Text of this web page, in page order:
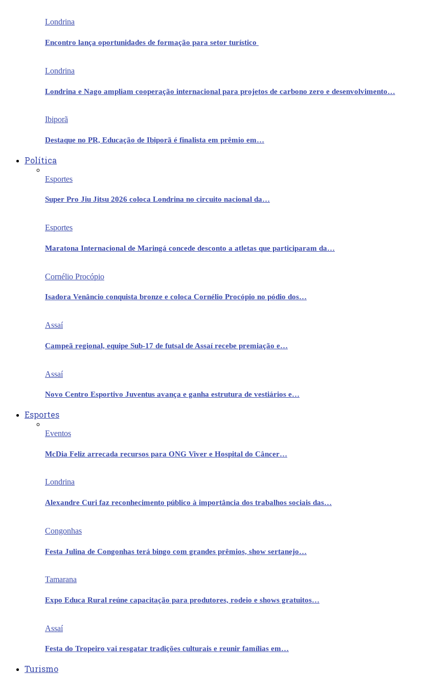
Londrina
Encontro lança oportunidades de formação para setor turístico
Londrina
Londrina e Nago ampliam cooperação internacional para projetos de carbono zero e desenvolvimento…
Ibiporã
Destaque no PR, Educação de Ibiporã é finalista em prêmio em…
Política
Esportes
Super Pro Jiu Jitsu 2026 coloca Londrina no circuito nacional da…
Esportes
Maratona Internacional de Maringá concede desconto a atletas que participaram da…
Cornélio Procópio
Isadora Venâncio conquista bronze e coloca Cornélio Procópio no pódio dos…
Assaí
Campeã regional, equipe Sub-17 de futsal de Assaí recebe premiação e…
Assaí
Novo Centro Esportivo Juventus avança e ganha estrutura de vestiários e…
Esportes
Eventos
McDia Feliz arrecada recursos para ONG Viver e Hospital do Câncer…
Londrina
Alexandre Curi faz reconhecimento público à importância dos trabalhos sociais das…
Congonhas
Festa Julina de Congonhas terá bingo com grandes prêmios, show sertanejo…
Tamarana
Expo Educa Rural reúne capacitação para produtores, rodeio e shows gratuitos…
Assaí
Festa do Tropeiro vai resgatar tradições culturais e reunir famílias em…
Turismo